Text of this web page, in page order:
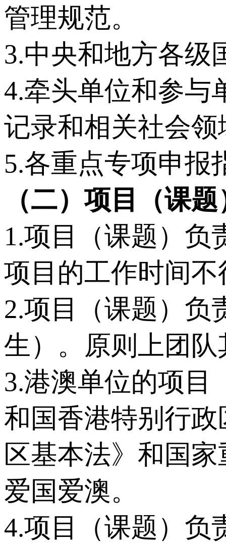
管理规范。
3.中央和地方各级
4.牵头单位和参与
记录和相关社会
5.各重点专项申报
（二）项目 （课题
1.项目（课题）负
项目的工作时间
2.项目（课题）负
生）。原则上团
3.港澳单位的项目
和国香港特别行
区基本法》和国
爱国爱澳。
4.项目（课题）负